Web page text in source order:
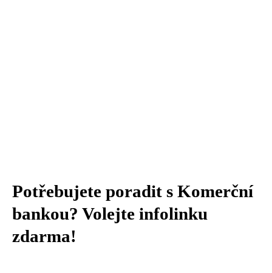
Potřebujete poradit s Komerční
bankou? Volejte infolinku
zdarma!